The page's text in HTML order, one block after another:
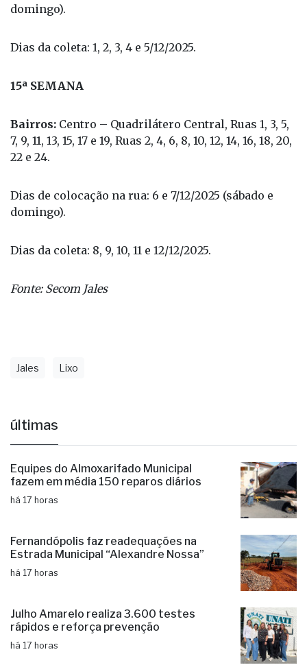
domingo).
Dias da coleta: 1, 2, 3, 4 e 5/12/2025.
15ª SEMANA
Bairros: Centro – Quadrilátero Central, Ruas 1, 3, 5,
7, 9, 11, 13, 15, 17 e 19, Ruas 2, 4, 6, 8, 10, 12, 14, 16, 18, 20,
22 e 24.
Dias de colocação na rua: 6 e 7/12/2025 (sábado e
domingo).
Dias da coleta: 8, 9, 10, 11 e 12/12/2025.
Fonte: Secom Jales
Jales Lixo
últimas
Equipes do Almoxarifado Municipal
fazem em média 150 reparos diários
há 17 horas
Fernandópolis faz readequações na
Estrada Municipal “Alexandre Nossa”
há 17 horas
Julho Amarelo realiza 3.600 testes
rápidos e reforça prevenção
há 17 horas